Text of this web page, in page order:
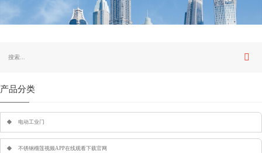
产品分类
电动工业门
不锈钢榴莲视频APP在线观看下载官网